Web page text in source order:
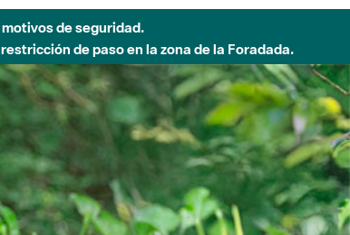
de seguridad.
de paso en la zona de la Foradada.